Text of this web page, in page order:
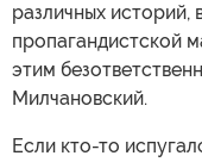
различных историй,
пропагандистской
этим
Милчановский.
Если кто-то